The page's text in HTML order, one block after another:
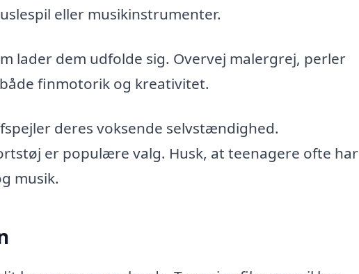
eller musikinstrumenter.
lader dem udfolde sig. Overvej malergrej, perler
finmotorik og kreativitet.
deres voksende selvstændighed.
er populære valg. Husk, at teenagere ofte har
musik.